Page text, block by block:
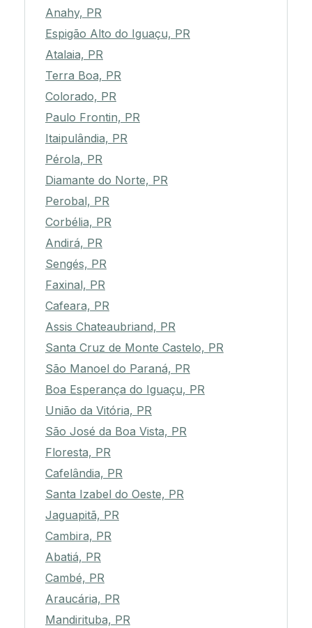
Anahy, PR
Espigão Alto do Iguaçu, PR
Atalaia, PR
Terra Boa, PR
Colorado, PR
Paulo Frontin, PR
Itaipulândia, PR
Pérola, PR
Diamante do Norte, PR
Perobal, PR
Corbélia, PR
Andirá, PR
Sengés, PR
Faxinal, PR
Cafeara, PR
Assis Chateaubriand, PR
Santa Cruz de Monte Castelo, PR
São Manoel do Paraná, PR
Boa Esperança do Iguaçu, PR
União da Vitória, PR
São José da Boa Vista, PR
Floresta, PR
Cafelândia, PR
Santa Izabel do Oeste, PR
Jaguapitã, PR
Cambira, PR
Abatiá, PR
Cambé, PR
Araucária, PR
Mandirituba, PR